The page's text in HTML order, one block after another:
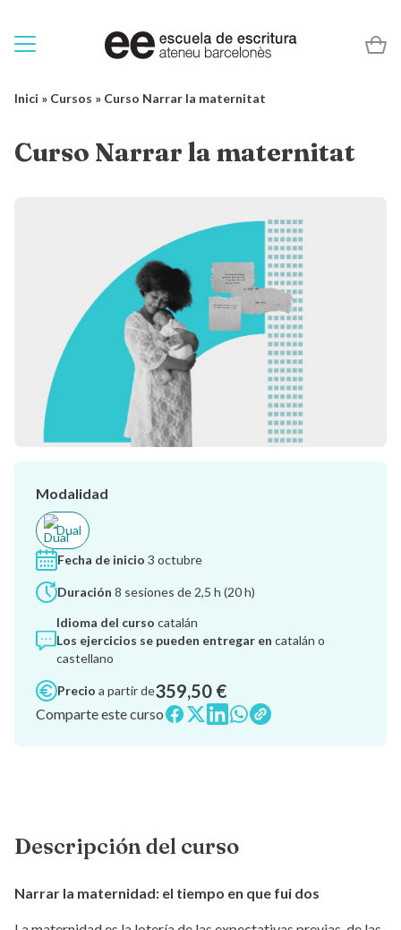
Inici » Cursos » Curso Narrar la maternitat
Curso Narrar la maternitat
Modalidad
Dual
Fecha de inicio 3 octubre
Duración 8 sesiones de 2,5 h (20 h)
Idioma del curso catalán
Los ejercicios se pueden entregar en catalán o
castellano
Precio a partir de359,50 €
Comparte este curso
Descripción del curso
Narrar la maternidad: el tiempo en que fui dos